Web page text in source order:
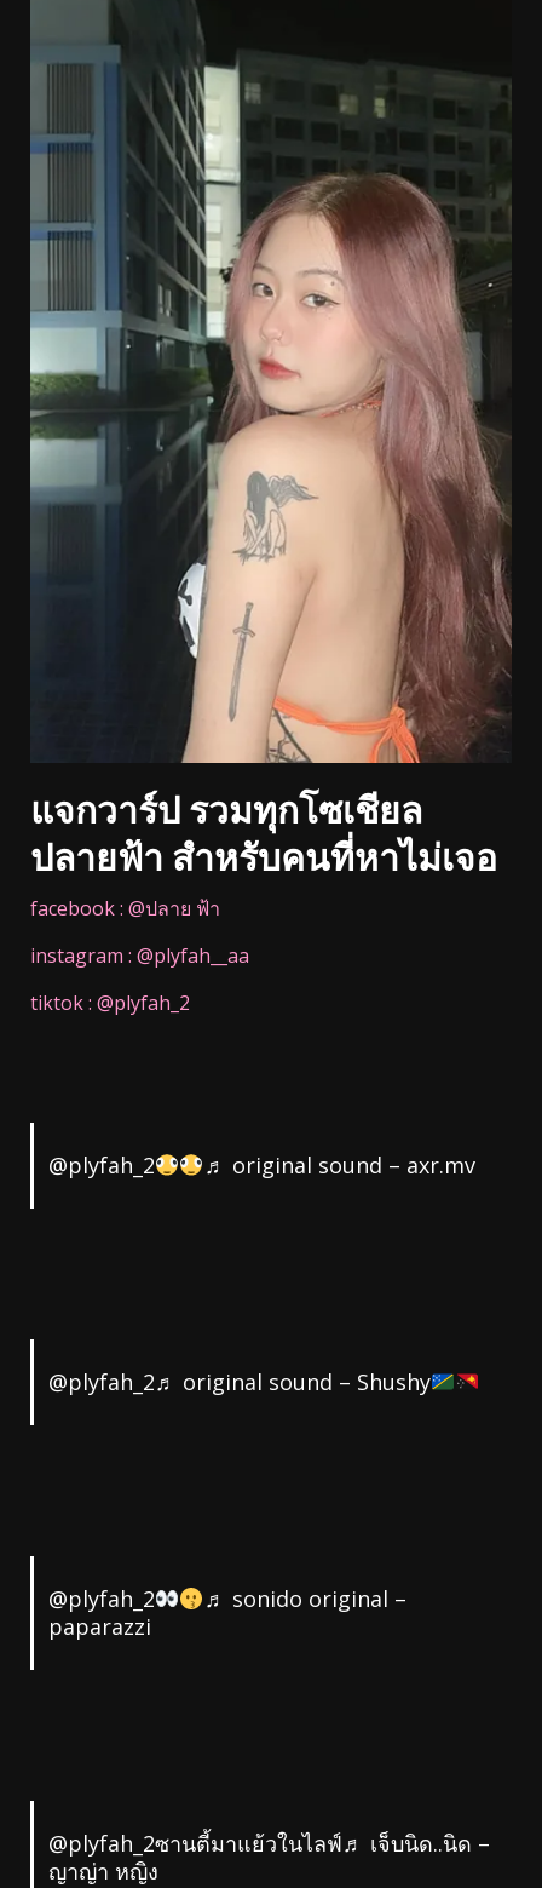
แจกวาร์ป รวมทุกโซเชียล
ปลายฟ้า สำหรับคนที่หาไม่เจอ
facebook : @ปลาย ฟ้า
instagram : @plyfah__aa
tiktok : @plyfah_2
@plyfah_2 ♬ original sound – axr.mv
@plyfah_2♬ original sound – Shushy
@plyfah_2
♬ sonido original –
paparazzi
@plyfah_2ซานตี้มาแย้วในไลฟ์♬ เจ็บนิด..นิด –
ญาญ่า หญิง